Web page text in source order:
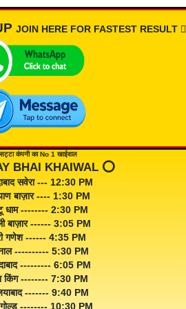
JOIN HERE FOR FASTEST RESULT
कंपनी का No 1 खाईवाल
BHAI KHAIWAL ⭕️
सवेरा --- 12:30 PM
बाज़ार ---- 1:30 PM
धाम -------- 2:30 PM
बाज़ार ------ 3:05 PM
गणेश ------ 4:35 PM
---------- 5:30 PM
--------- 6:05 PM
किंग -------- 7:30 PM
------- 9:40 PM
-------- 10:30 PM